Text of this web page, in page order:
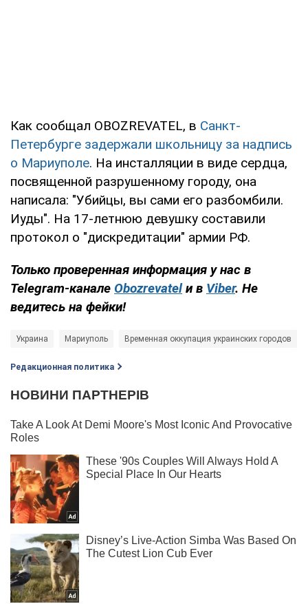
Как сообщал OBOZREVATEL, в Санкт-
Петербурге задержали школьницу за надпись
о Мариуполе. На инсталляции в виде сердца,
посвященной разрушенному городу, она
написала: "Убийцы, вы сами его разбомбили.
Иуды". На 17-летнюю девушку составили
протокол о "дискредитации" армии РФ.
Только проверенная информация у нас в
Telegram-канале Obozrevatel и в Viber. Не
ведитесь на фейки!
Украина Мариуполь Временная оккупация украинских городов
Редакционная политика